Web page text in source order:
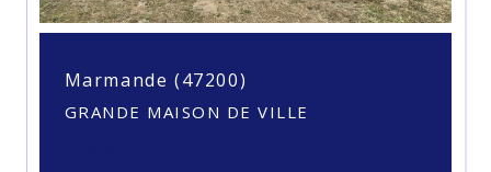
Marmande (47200)
GRANDE MAISON DE VILLE